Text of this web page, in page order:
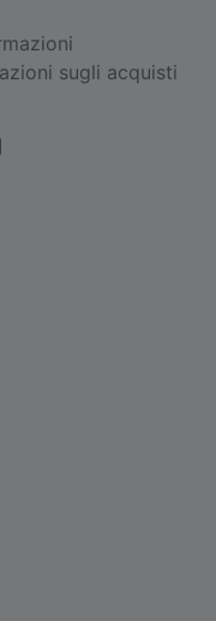
sugli acquisti